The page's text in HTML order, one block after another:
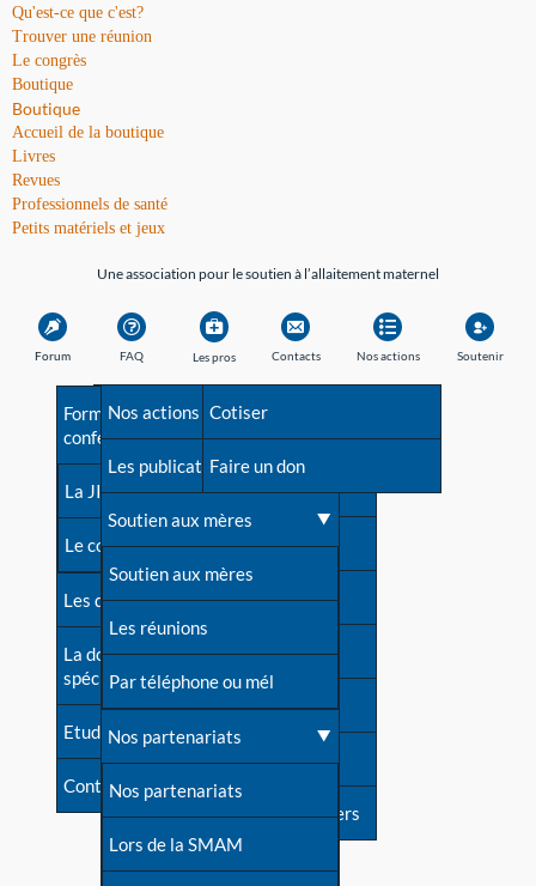
Qu'est-ce que c'est?
Trouver une réunion
Le congrès
Boutique
Boutique
Accueil de la boutique
Livres
Revues
Professionnels de santé
Petits matériels et jeux
Une association pour le soutien à l’allaitement maternel
Forum FAQ
Avant la naissance
Les débuts
Une difficulté d'allaitement ?
Cas particuliers
Mythes et vérités
Devenir animatrice ?
Une question sur le site
Les pros
Formations et
conférences
La JIA
Le congrès
Les dossiers de l'allaitement
La documentation
spécialisée
Etudes récentes
Contact
Contacts
Besoin d'aide?
Répertoire de tous les
contacts
Contact presse
Dossier de presse
Soutenir LLL
Livre d'or
Forum
S'inscrire à nos newsletters
Nos actions
Nos actions
Les publications
Soutien aux mères
Soutien aux mères
Les réunions
Par téléphone ou mél
Nos partenariats
Nos partenariats
Lors de la SMAM
Soutenir
Cotiser
Faire un don